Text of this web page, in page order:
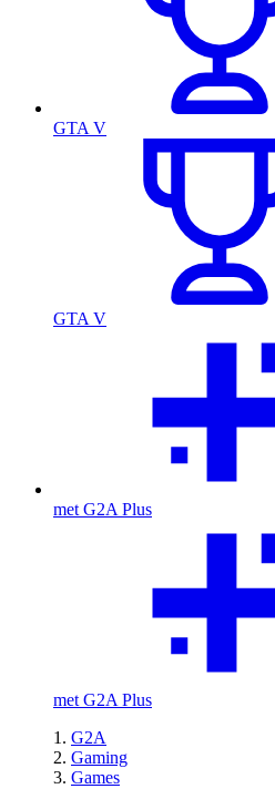
GTA V
GTA V
met G2A Plus
met G2A Plus
G2A
Gaming
Games